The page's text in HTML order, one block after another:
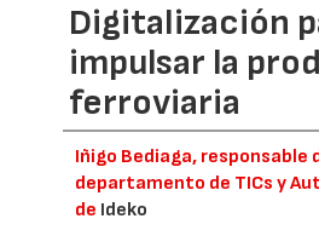
Digitalización
impulsar la
ferroviaria
Iñigo Bediaga, responsable
departamento de TICs y
de Ideko